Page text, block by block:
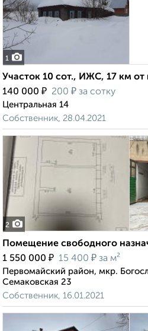
1
Участок 10 сот., ИЖС, 17 км от
140 000 ₽ 200 ₽ за сотку
Центральная 14
Собственник, 28.04.2021
2
Помещение свободного
1 550 000 ₽ 15 400 ₽ за м²
Первомайский район, мкр.
Семаковская 23
Собственник, 16.01.2021